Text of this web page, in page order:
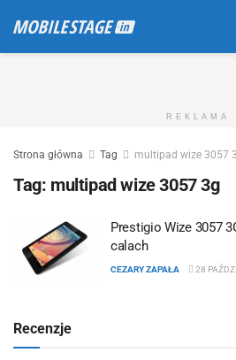
REKLAMA
Strona główna Tag multipad wize 3057
Tag: multipad wize 3057 3g
Prestigio Wize 3057
calach
CEZARY ZAPAŁA 28
Recenzje